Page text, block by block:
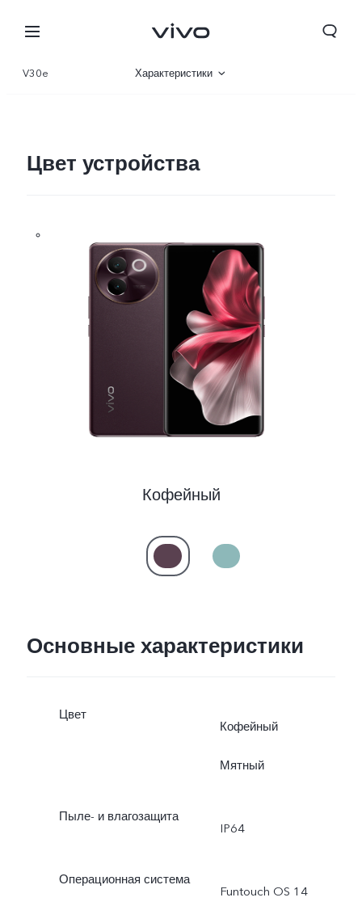
V30e Характеристики
Цвет устройства
Кофейный
Основные характеристики
Цвет
Кофейный
Мятный
Пыле- и влагозащита
IP64
Операционная система
Funtouch OS 14